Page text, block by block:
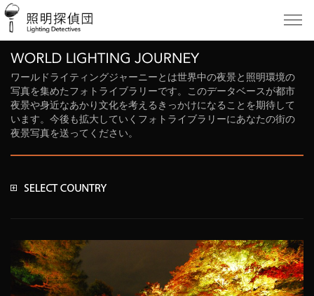
ワールドライティングジャーニーとは世界中の夜景と照明環境の
写真を集めたフォトライブラリーです。このデータベースが都市
夜景や身近なあかり文化を考えるきっかけになることを期待して
います。今後も拡大していくフォトライブラリーにあなたの街の
夜景写真を送ってください。